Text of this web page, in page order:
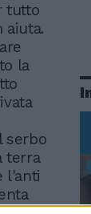
tutto
la
serbo
terra
l'anti